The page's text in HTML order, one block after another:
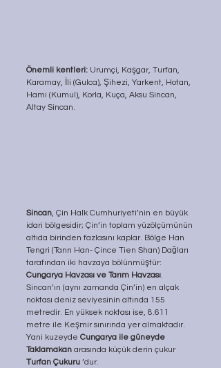
Önemli kentleri: Urumçi, Kaşgar, Turfan,
Karamay, İli (Gulca), Şihezi, Yarkent, Hotan,
Hami (Kumul), Korla, Kuça, Aksu Sincan,
Altay Sincan.
Sincan, Çin Halk Cumhuriyeti’nin en büyük
idari bölgesidir; Çin’in toplam yüzölçümünün
altıda birinden fazlasını kaplar. Bölge Han
Tengri (Tanrı Han- Çince Tien Shan) Dağları
tarafından iki havzaya bölünmüştür:
Cungarya Havzası ve Tarım Havzası.
Sincan’ın (aynı zamanda Çin’in) en alçak
noktası deniz seviyesinin altında 155
metredir. En yüksek noktası ise, 8.611
metre ile Keşmir sınırında yer almaktadır.
Yani kuzeyde Cungarya ile güneyde
Taklamakan arasında küçük derin çukur
Turfan Çukuru ’dur.